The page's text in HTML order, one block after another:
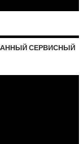
СЕРВИСНЫЙ